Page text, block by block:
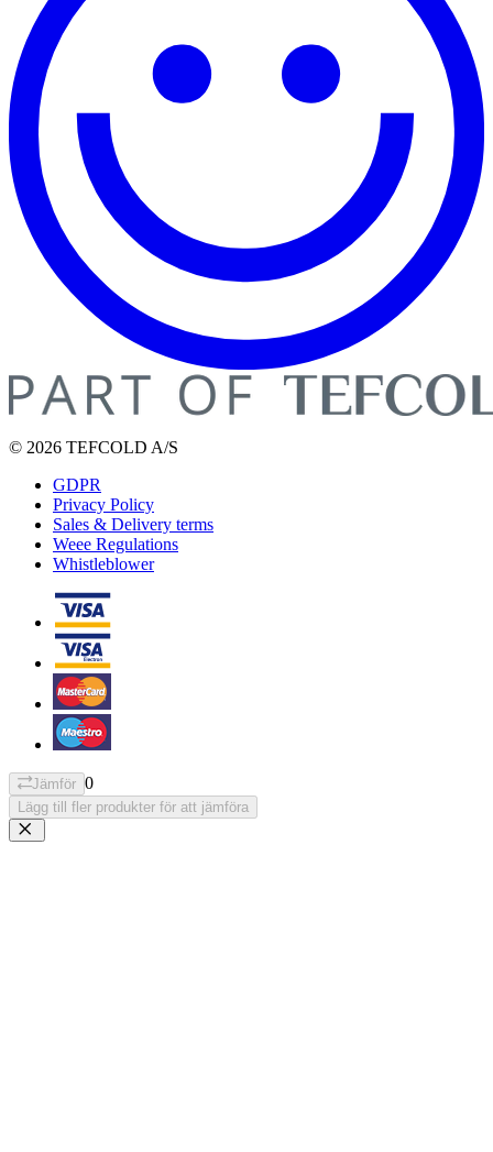
© 2026 TEFCOLD A/S
GDPR
Privacy Policy
Sales & Delivery terms
Weee Regulations
Whistleblower
Jämför 0
Lägg till fler produkter för att jämföra